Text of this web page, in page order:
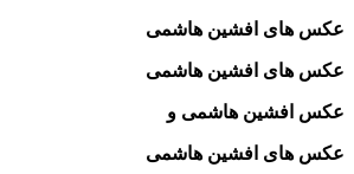
عکس های افشین هاشمی
عکس های افشین هاشمی
عکس افشین هاشمی و
عکس های افشین هاشمی